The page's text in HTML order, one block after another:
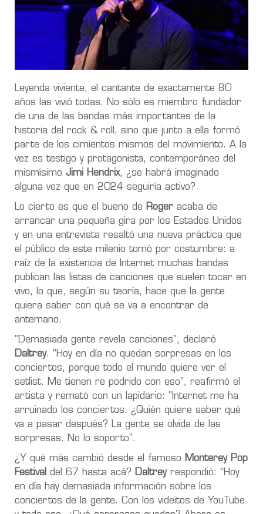
Leyenda viviente, el cantante de exactamente 80
años las vivió todas. No sólo es miembro fundador
de una de las bandas más importantes de la
historia del rock & roll, sino que junto a ella formó
parte de los cimientos mismos del movimiento. A la
vez es testigo y protagonista, contemporáneo del
mismísimo Jimi Hendrix, ¿se habrá imaginado
alguna vez que en 2024 seguiría activo?
Lo cierto es que el bueno de Roger acaba de
arrancar una pequeña gira por los Estados Unidos
y en una entrevista resaltó una nueva práctica que
el público de este milenio tomó por costumbre: a
raíz de la existencia de Internet muchas bandas
publican las listas de canciones que suelen tocar en
vivo, lo que, según su teoría, hace que la gente
quiera saber con qué se va a encontrar de
antemano.
"Demasiada gente revela canciones", declaró
Daltrey. "Hoy en día no quedan sorpresas en los
conciertos, porque todo el mundo quiere ver el
setlist. Me tienen re podrido con eso", reafirmó el
artista y remató con un lapidario: "Internet me ha
arruinado los conciertos. ¿Quién quiere saber qué
va a pasar después? La gente se olvida de las
sorpresas. No lo soporto".
¿Y qué más cambió desde el famoso
Monterey Pop
Festival del 67 hasta acá? Daltreyrespondió: “Hoy
en día hay demasiada información sobre los
conciertos de la gente. Con los videitos de YouTube